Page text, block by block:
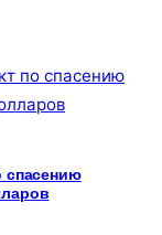
спасению